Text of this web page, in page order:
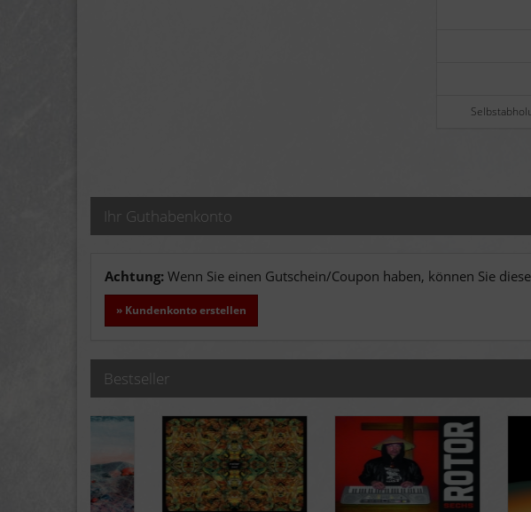
Ihr Guthabenkonto
Achtung: Wenn Sie einen Gutschein/Coupon haben, können Sie
» Kundenkonto erstellen
Bestseller